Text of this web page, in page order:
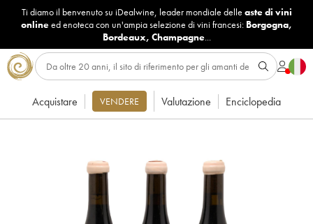
Ti diamo il benvenuto su iDealwine, leader mondiale delle aste di vini
onlineed enoteca con un'ampia selezione di vini francesi: Borgogna,
Bordeaux, Champagne...
Acquistare VENDERE Valutazione Enciclopedia